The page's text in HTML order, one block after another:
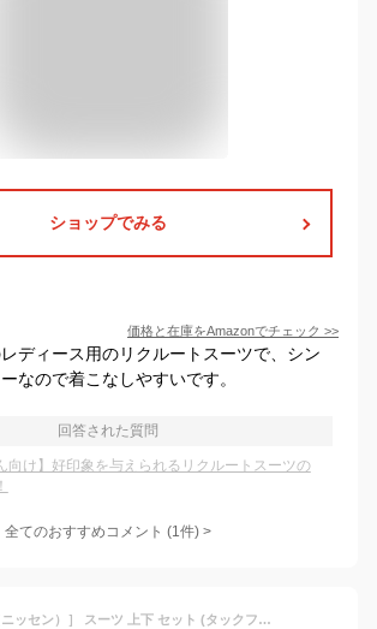
ショップでみる
価格と在庫をAmazonでチェック >>
ディース用のリクルートスーツで、シン
なので着こなしやすいです。
回答された質問
向け】好印象を与えられるリクルートスーツの
全てのおすすめコメント (1件) >
［nissen（ニッセン）］ スーツ 上下 セット (タックフレア スカート + ジャケット) オフィス ビジネス 大きいサイズ レディース 洗える ポケット付 グレー杢 30号